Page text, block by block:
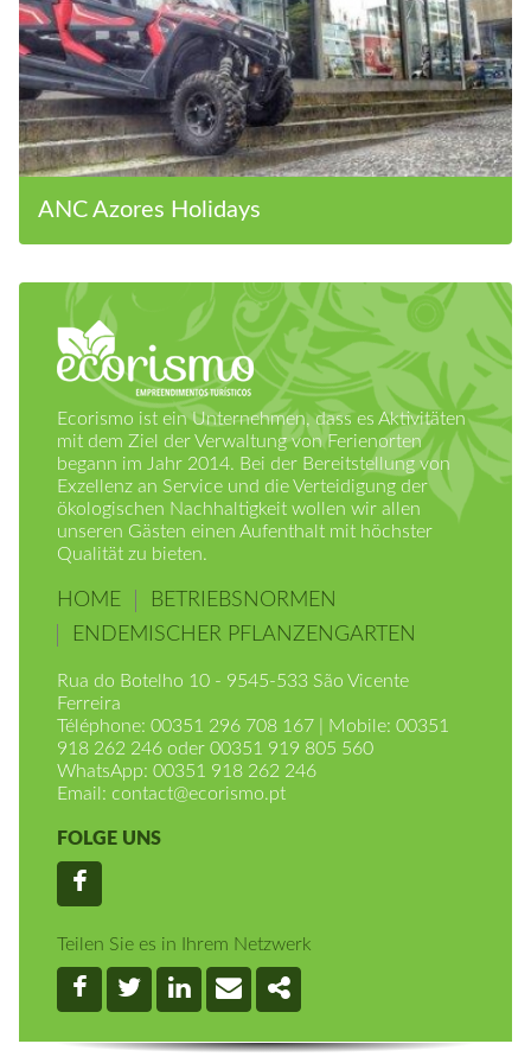
ANC Azores Holidays
Ecorismo ist ein Unternehmen, dass es Aktivitäten
mit dem Ziel der Verwaltung von Ferienorten
begann im Jahr 2014. Bei der Bereitstellung von
Exzellenz an Service und die Verteidigung der
ökologischen Nachhaltigkeit wollen wir allen
unseren Gästen einen Aufenthalt mit höchster
Qualität zu bieten.
HOME
BETRIEBSNORMEN
Rua do Botelho 10 - 9545-533 São Vicente
Ferreira
Téléphone: 00351 296 708 167 | Mobile: 00351
918 262 246 oder 00351 919 805 560
WhatsApp: 00351 918 262 246
Email:contact@ecorismo.pt
FOLGE UNS
Teilen Sie es in Ihrem Netzwerk